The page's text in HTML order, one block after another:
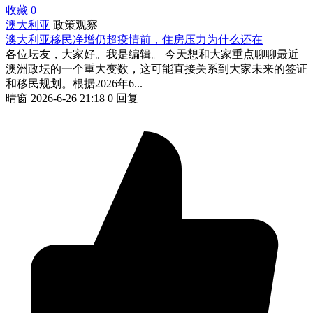
收藏 0
澳大利亚 政策观察
澳大利亚移民净增仍超疫情前，住房压力为什么还在
各位坛友，大家好。我是编辑。 今天想和大家重点聊聊最近
澳洲政坛的一个重大变数，这可能直接关系到大家未来的签证
和移民规划。根据2026年6...
晴窗 2026-6-26 21:18 0 回复